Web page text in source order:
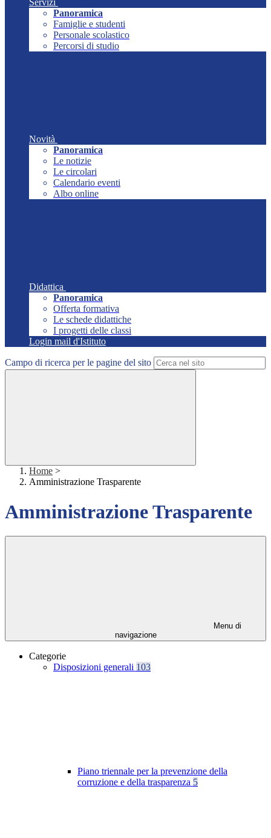
Servizi
Panoramica
Famiglie e studenti
Personale scolastico
Percorsi di studio
Novità
Panoramica
Le notizie
Le circolari
Calendario eventi
Albo online
Didattica
Panoramica
Offerta formativa
Le schede didattiche
I progetti delle classi
Login mail d'Istituto
Campo di ricerca per le pagine del sito
Home >
Amministrazione Trasparente
Amministrazione Trasparente
Menu di
navigazione
Categorie
Disposizioni generali 103
Piano triennale per la prevenzione della
corruzione e della trasparenza 5